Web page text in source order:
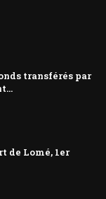
transférés par
de Lomé, 1er